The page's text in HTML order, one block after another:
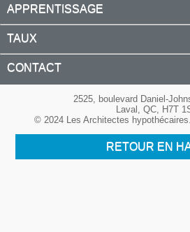
APPRENTISSAGE
TAUX
CONTACT
2525, boulevard Daniel-
Laval, QC, H7T
© 2024 Les Architectes
RETOUR EN